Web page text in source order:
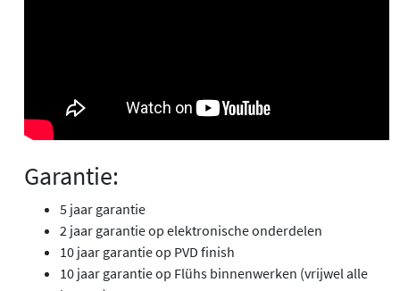
Garantie:
5 jaar garantie
2 jaar garantie op elektronische onderdelen
10 jaar garantie op PVD finish
10 jaar garantie op Flühs binnenwerken (vrijwel alle